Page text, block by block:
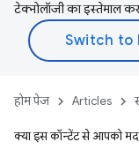
टेक्नोलॉजी का इस्तेमाल
होम पेज Articles
क्या इस कॉन्टेंट से आपको